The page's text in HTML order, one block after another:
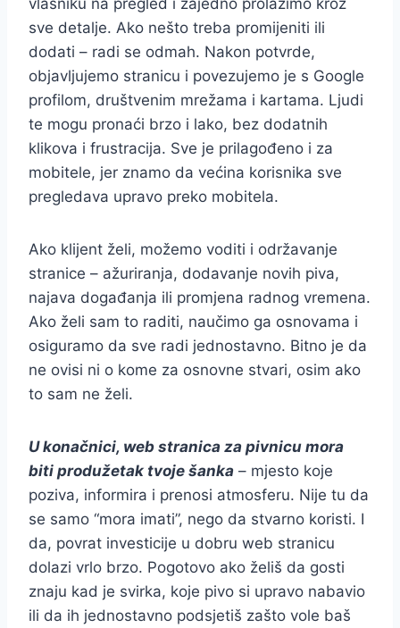
sve detalje. Ako nešto treba promijeniti ili
dodati – radi se odmah. Nakon potvrde,
objavljujemo stranicu i povezujemo je s Google
profilom, društvenim mrežama i kartama. Ljudi
te mogu pronaći brzo i lako, bez dodatnih
klikova i frustracija. Sve je prilagođeno i za
mobitele, jer znamo da većina korisnika sve
pregledava upravo preko mobitela.
Ako klijent želi, možemo voditi i održavanje
stranice – ažuriranja, dodavanje novih piva,
najava događanja ili promjena radnog vremena.
Ako želi sam to raditi, naučimo ga osnovama i
osiguramo da sve radi jednostavno. Bitno je da
ne ovisi ni o kome za osnovne stvari, osim ako
to sam ne želi.
U konačnici, web stranica za pivnicu mora
biti produžetak tvoje šanka – mjesto koje
poziva, informira i prenosi atmosferu. Nije tu da
se samo “mora imati”, nego da stvarno koristi. I
da, povrat investicije u dobru web stranicu
dolazi vrlo brzo. Pogotovo ako želiš da gosti
znaju kad je svirka, koje pivo si upravo nabavio
ili da ih jednostavno podsjetiš zašto vole baš